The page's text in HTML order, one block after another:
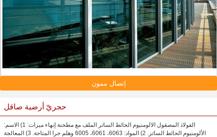
إتصال ممون
حجريّ أرضية صاقل
الفولاذ المصقول الالومنيوم الحائط الساتر الملف مع مطحنة إنهاء ميزات: 1) الاسم:
الألومنيوم الحائط الساتر. 2) المواد: 6063، 6061، 6005 وهلم جرا المتاحة. 3) المعالجة